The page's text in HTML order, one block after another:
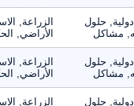
حلول
مشاكل
الزراعة,
الأراضي,
حلول
مشاكل
الزراعة,
الأراضي,
حلول
الزراعة,